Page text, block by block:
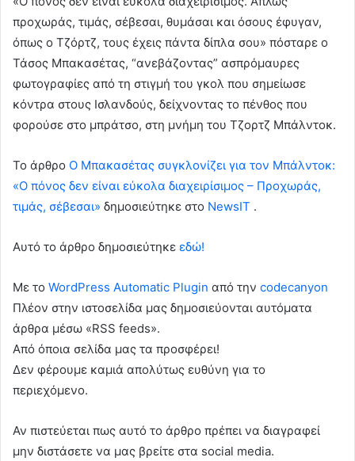
προχωράς, τιμάς, σέβεσαι, θυμάσαι και όσους έφυγαν,
όπως ο Τζόρτζ, τους έχεις πάντα δίπλα σου» πόσταρε ο
Τάσος Μπακασέτας, “ανεβάζοντας” ασπρόμαυρες
φωτογραφίες από τη στιγμή του γκολ που σημείωσε
κόντρα στους Ισλανδούς, δείχνοντας το πένθος που
φορούσε στο μπράτσο, στη μνήμη του Τζορτζ Μπάλντοκ.
To άρθρο Ο Μπακασέτας συγκλονίζει για τον Μπάλντοκ:
«Ο πόνος δεν είναι εύκολα διαχειρίσιμος – Προχωράς,
τιμάς, σέβεσαι» δημοσιεύτηκε στο NewsIT .
Αυτό το άρθρο δημοσιεύτηκε εδώ!
Με το WordPress Automatic Plugin από την codecanyon
Πλέον στην ιστοσελίδα μας δημοσιεύονται αυτόματα
άρθρα μέσω «RSS feeds».
Από όποια σελίδα μας τα προσφέρει!
Δεν φέρουμε καμιά απολύτως ευθύνη για το
περιεχόμενο.
Αν πιστεύεται πως αυτό το άρθρο πρέπει να διαγραφεί
μην διστάσετε να μας βρείτε στα social media.